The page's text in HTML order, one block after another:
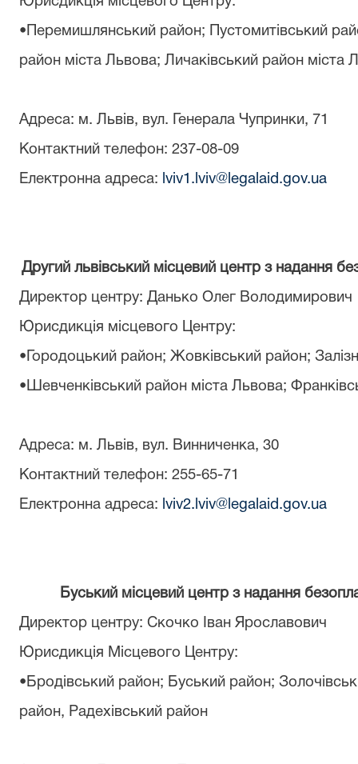
•Перемишлянський район; Пустомитівський
район міста Львова; Личаківський район міста
Адреса: м. Львів, вул. Генерала Чупринки, 71
Контактний телефон: 237-08-09
Електронна адреса: lviv1.lviv@legalaid.gov.ua
Другий львівський місцевий центр з надання
Директор центру: Данько Олег Володимирович
Юрисдикція місцевого Центру:
•Городоцький район; Жовківський район;
•Шевченківський район міста Львова;
Адреса: м. Львів, вул. Винниченка, 30
Контактний телефон: 255-65-71
Електронна адреса: lviv2.lviv@legalaid.gov.ua
Буський місцевий центр з надання
Директор центру: Скочко Іван Ярославович
Юрисдикція Місцевого Центру:
•Бродівський район; Буський район;
район, Радехівський район